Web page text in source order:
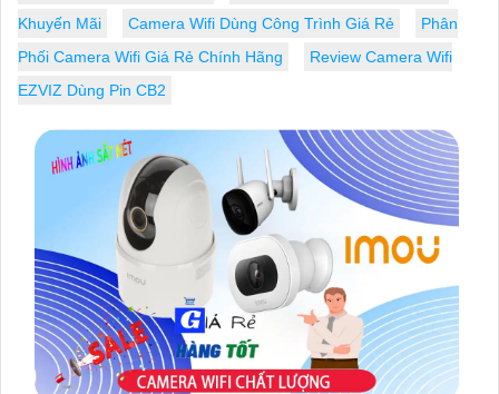
Khuyến Mãi
Camera Wifi Dùng Công Trình Giá Rẻ
Phân
Phối Camera Wifi Giá Rẻ Chính Hãng
Review Camera Wifi
EZVIZ Dùng Pin CB2